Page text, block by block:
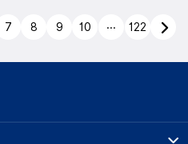
7 8 9 10 ... 122